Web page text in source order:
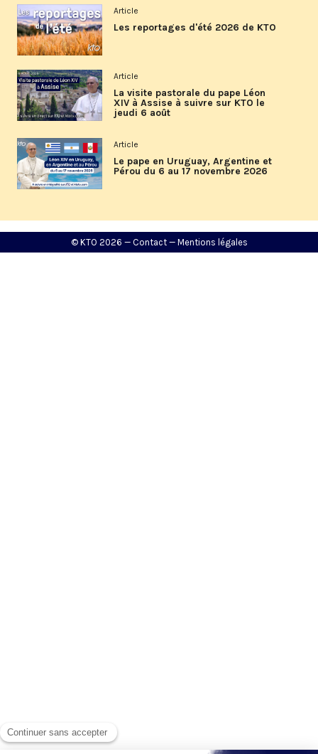
Article
Les reportages d'été 2026 de KTO
Article
La visite pastorale du pape Léon
XIV à Assise à suivre sur KTO le
jeudi 6 août
Article
Le pape en Uruguay, Argentine et
Pérou du 6 au 17 novembre 2026
© KTO 2026 — Contact— Mentions légales